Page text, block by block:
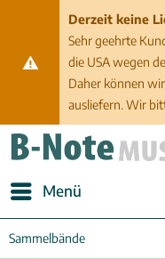
Derzeit keine
Sehr geehrte
die USA wegen
Daher können
ausliefern. Wir
Menü
Sammelbände